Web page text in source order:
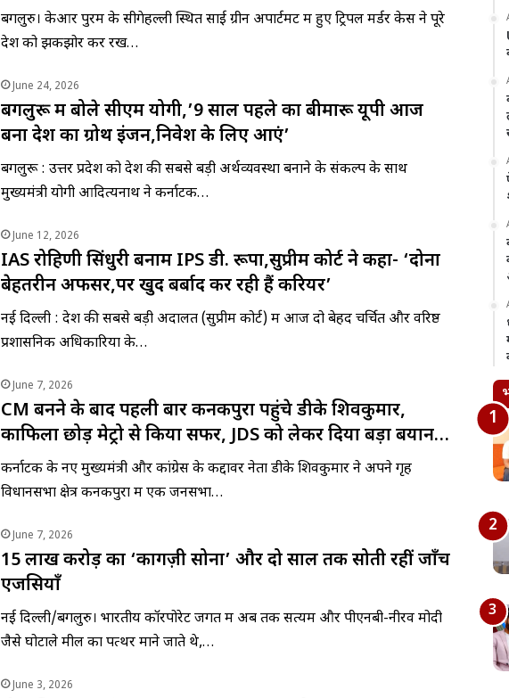
बेंगलुरु। केआर पुरम के सीगेहल्ली स्थित साई ग्रीन अपार्टमेंट में हुए ट्रिपल मर्डर केस ने पूरे
देश को झकझोर कर रख…
June 24, 2026
बेंगलुरू में बोले सीएम योगी,’9 साल पहले का बीमारू यूपी आज
बना देश का ग्रोथ इंजन,निवेश के लिए आएं’
बेंगलुरू : उत्तर प्रदेश को देश की सबसे बड़ी अर्थव्यवस्था बनाने के संकल्प के साथ
मुख्यमंत्री योगी आदित्यनाथ ने कर्नाटक…
June 12, 2026
IAS रोहिणी सिंधुरी बनाम IPS डी. रूपा,सुप्रीम कोर्ट ने कहा- ‘दोनों
बेहतरीन अफसर,पर खुद बर्बाद कर रही हैं करियर’
नई दिल्ली : देश की सबसे बड़ी अदालत (सुप्रीम कोर्ट) में आज दो बेहद चर्चित और वरिष्ठ
प्रशासनिक अधिकारियों के…
June 7, 2026
CM बनने के बाद पहली बार कनकपुरा पहुंचे डीके शिवकुमार,
काफिला छोड़ मेट्रो से किया सफर, JDS को लेकर दिया बड़ा बयान…
कर्नाटक के नए मुख्यमंत्री और कांग्रेस के कद्दावर नेता डीके शिवकुमार ने अपने गृह
विधानसभा क्षेत्र कनकपुरा में एक जनसभा…
June 7, 2026
₹15 लाख करोड़ का ‘कागज़ी सोना’ और दो साल तक सोती रहीं जाँच
एजेंसियाँ
नई दिल्ली/बेंगलुरु। भारतीय कॉरपोरेट जगत में अब तक सत्यम और पीएनबी-नीरव मोदी
जैसे घोटाले मील का पत्थर माने जाते थे,…
June 3, 2026